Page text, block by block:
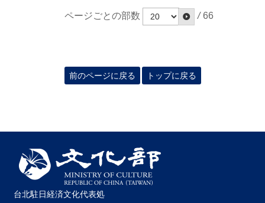
ページごとの部数 / 66
前のページに戻る トップに戻る
台北駐日経済文化代表処